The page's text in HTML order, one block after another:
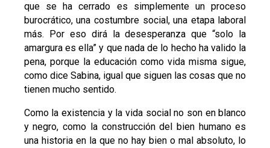
que se ha cerrado es simplemente un proceso
burocrático, una costumbre social, una etapa laboral
más. Por eso dirá la desesperanza que “solo la
amargura es ella” y que nada de lo hecho ha valido la
pena, porque la educación como vida misma sigue,
como dice Sabina, igual que siguen las cosas que no
tienen mucho sentido.
Como la existencia y la vida social no son en blanco
y negro, como la construcción del bien humano es
una historia en la que no hay bien o mal absoluto, lo